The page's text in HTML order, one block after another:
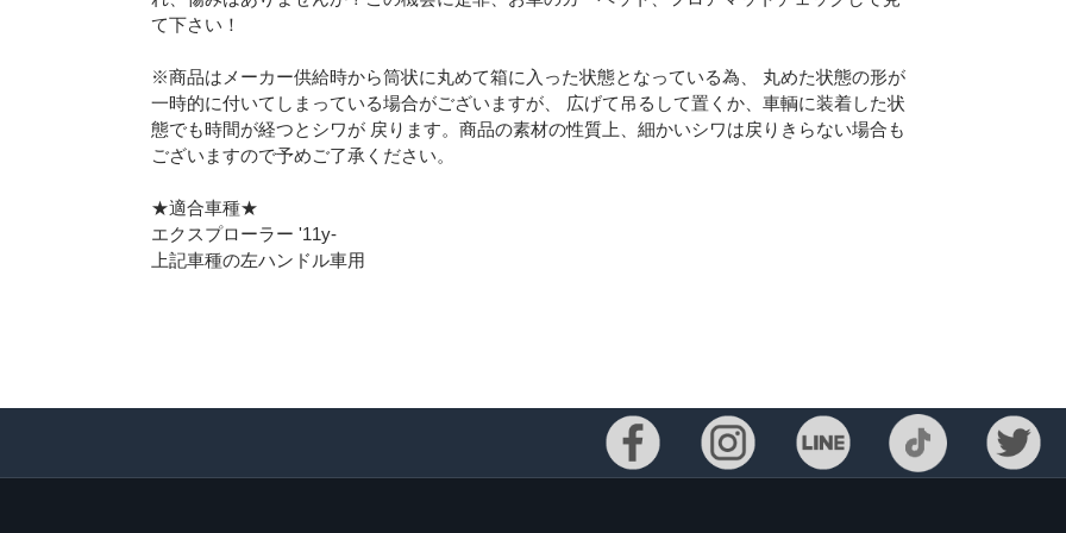
て下さい！
※商品はメーカー供給時から筒状に丸めて箱に入った状態となっている為、 丸めた状態の形が
一時的に付いてしまっている場合がございますが、 広げて吊るして置くか、車輌に装着した状
態でも時間が経つとシワが 戻ります。商品の素材の性質上、細かいシワは戻りきらない場合も
ございますので予めご了承ください。
★適合車種★
エクスプローラー '11y-
上記車種の左ハンドル車用
プライバ